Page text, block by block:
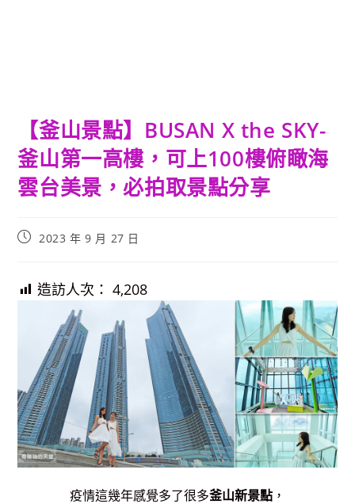
【釜山景點】BUSAN X the SKY-
釜山第一高樓，可上100樓俯瞰海
雲台美景，必拍取景點分享
Post2023 年 9 月 27 日
造訪人次： 4,208
疫情這幾年感覺多了很多釜山新景點 ，